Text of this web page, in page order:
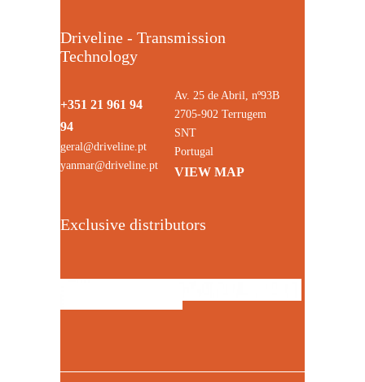
Driveline - Transmission
Technology
+351 21 961 94
94
geral@driveline.pt
yanmar@driveline.pt
Av. 25 de Abril, nº93B
2705-902 Terrugem
SNT
Portugal
VIEW MAP
Exclusive distributors